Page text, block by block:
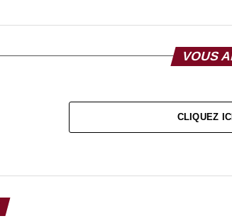
VOUS
CLIQUEZ